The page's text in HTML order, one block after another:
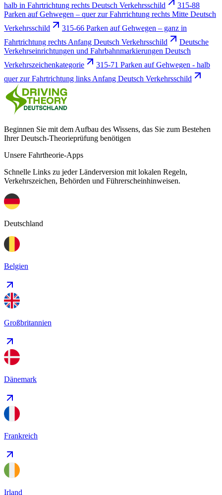
halb in Fahrtrichtung rechts Deutsch Verkehrsschild
315-88
Parken auf Gehwegen – quer zur Fahrrichtung rechts Mitte Deutsch
Verkehrsschild
315-66 Parken auf Gehwegen – ganz in
Fahrtrichtung rechts Anfang Deutsch Verkehrsschild
Deutsche
Verkehrseinrichtungen und Fahrbahnmarkierungen Deutsch
Verkehrszeichenkategorie
315-71 Parken auf Gehwegen - halb
quer zur Fahrtrichtung links Anfang Deutsch Verkehrsschild
Beginnen Sie mit dem Aufbau des Wissens, das Sie zum Bestehen
Ihrer Deutsch-Theorieprüfung benötigen
Unsere Fahrtheorie-Apps
Schnelle Links zu jeder Länderversion mit lokalen Regeln,
Verkehrszeichen, Behörden und Führerscheinhinweisen.
Deutschland
Belgien
Großbritannien
Dänemark
Frankreich
Irland